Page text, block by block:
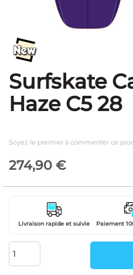
to
the
beginning
of
the
images
Surfskate
Haze C5 28
Soyez le premier à commenter ce
274,90 €
Livraison rapide et suivie Paiement